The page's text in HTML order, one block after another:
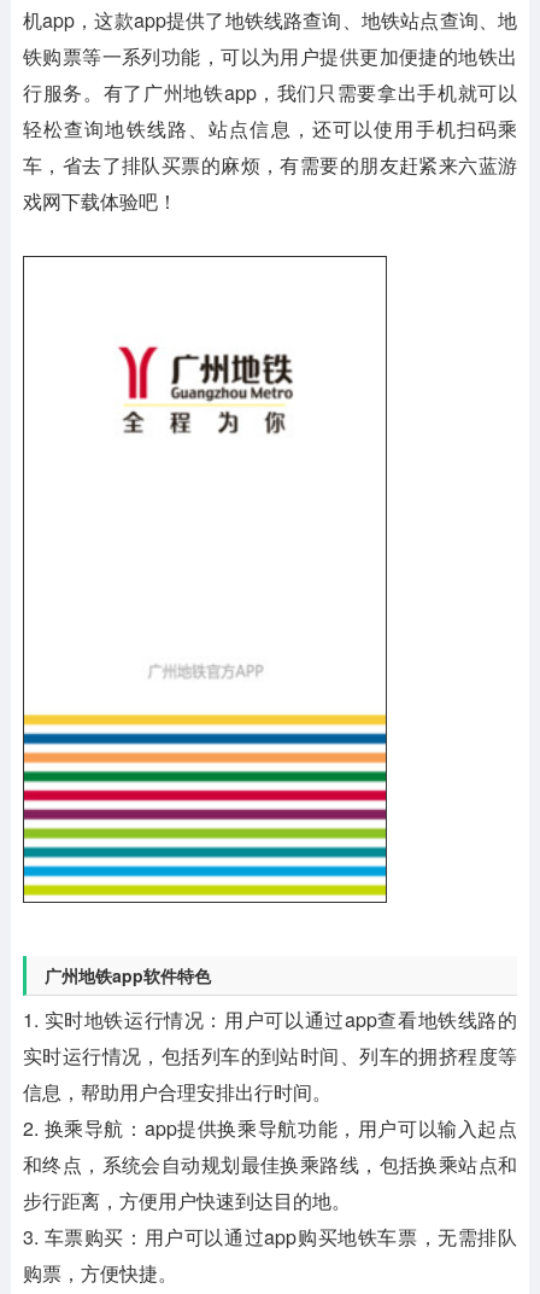
机app，这款app提供了地铁线路查询、地铁站点查询、地
铁购票等一系列功能，可以为用户提供更加便捷的地铁出
行服务。有了广州地铁app，我们只需要拿出手机就可以
轻松查询地铁线路、站点信息，还可以使用手机扫码乘
车，省去了排队买票的麻烦，有需要的朋友赶紧来六蓝游
戏网下载体验吧！
广州地铁app软件特色
1. 实时地铁运行情况：用户可以通过app查看地铁线路的
实时运行情况，包括列车的到站时间、列车的拥挤程度等
信息，帮助用户合理安排出行时间。
2. 换乘导航：app提供换乘导航功能，用户可以输入起点
和终点，系统会自动规划最佳换乘路线，包括换乘站点和
步行距离，方便用户快速到达目的地。
3. 车票购买：用户可以通过app购买地铁车票，无需排队
购票，方便快捷。